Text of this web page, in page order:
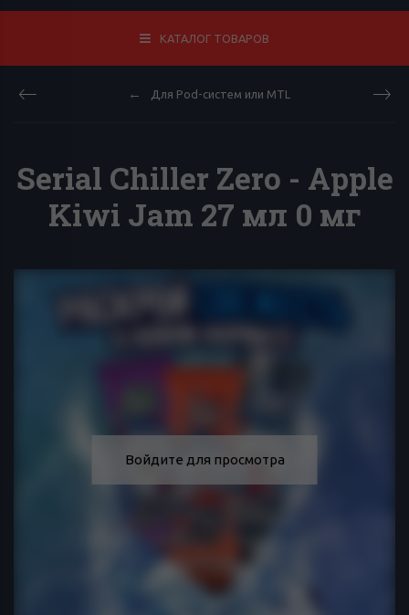
КАТАЛОГ ТОВАРОВ
Для Pod-систем или MTL
Serial Chiller Zero - Apple
Kiwi Jam 27 мл 0 мг
Войдите для просмотра